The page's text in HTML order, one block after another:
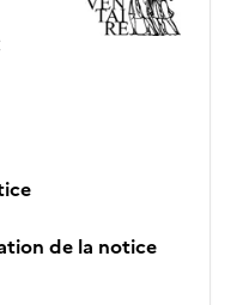
de la notice